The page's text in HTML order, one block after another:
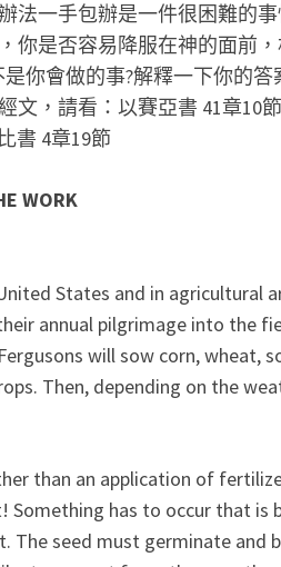
法一手包辦是一件很困難的事
你是否容易降服在神的面前
你會做的事?解釋一下你的答
文，請看：以賽亞書 41章10
書 4章19節
WORK
States and in agricultural
annual pilgrimage into the
will sow corn, wheat,
Then, depending on the
than an application of
Something has to occur that is
The seed must germinate and